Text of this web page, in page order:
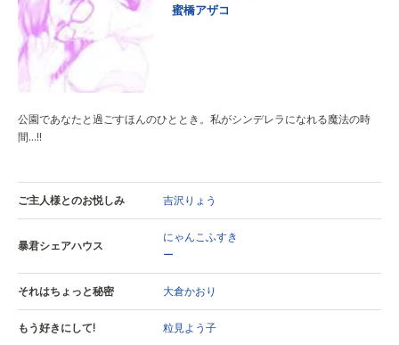
蜜橋アザコ
公園であなたと過ごすほんのひととき。私がシンデレラになれる魔法の時
間…!!
ご主人様とのお悦しみ 吉沢りょう
暴君シェアハウス
にゃんこふすき
ー
それはちょっと秘密 大倉かおり
もう好きにして! 粒見よう子